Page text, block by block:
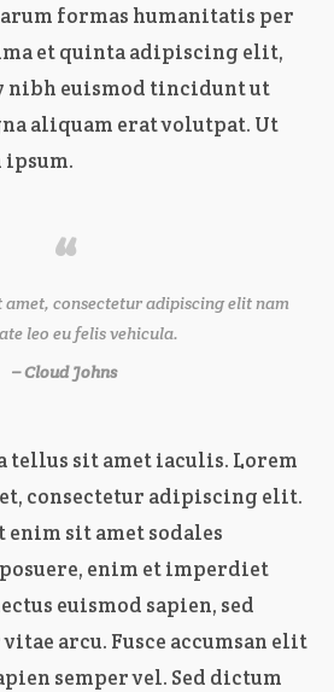
formas humanitatis per
et quinta adipiscing elit,
nibh euismod tincidunt ut
aliquam erat volutpat. Ut
consectetur adipiscing elit nam
leo eu felis vehicula.
– Cloud Johns
tellus sit amet iaculis. Lorem
consectetur adipiscing elit.
sit amet sodales
enim et imperdiet
euismod sapien, sed
arcu. Fusce accumsan elit
semper vel. Sed dictum